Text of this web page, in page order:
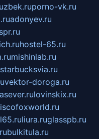
porno-vk.ru
adonyev.ru
hostel-65.ru
mishinlab.ru
starbucksvia.ru
vektor-doroga.ru
lovinskix.ru
liura.ruglasspb.ru
bulkitula.ru